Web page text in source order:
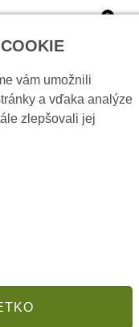
0
skla
vám umožnili
a vďaka analýze
zlepšovali jej